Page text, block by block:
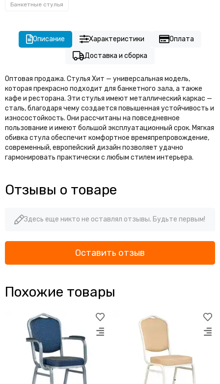
Банкетные стулья
Описание Характеристики
Оплата
Доставка и сборка
Оптовая продажа. Стулья Хит — универсальная модель,
которая прекрасно подходит для банкетного зала, а также
кафе и ресторана. Эти стулья имеют металлический каркас —
сталь, благодаря чему создается повышенная устойчивость и
износостойкость. Они рассчитаны на повседневное
пользование и имеют большой эксплуатационный срок. Мягкая
обивка стула обеспечит комфортное времяпрепровождение,
современный, европейский дизайн позволяет удачно
гармонировать практически с любым стилем интерьера.
Отзывы о товаре
Здесь еще никто не оставлял отзывы. Будьте первым!
Оставить отзыв
Похожие товары